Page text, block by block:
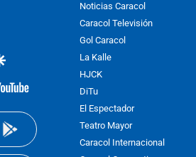
google
youtube-
Noticias Caracol
Caracol Televisión
Gol Caracol
La Kalle
HJCK
DiTu
El Espectador
Teatro Mayor
Caracol Internacional